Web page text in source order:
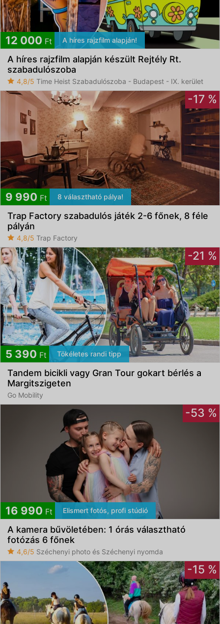
12 000 Ft A híres rajzfilm alapján!
A híres rajzfilm alapján készült Rejtély Rt.
szabadulószoba
4,8/5 Time Heist Szabadulószoba - Budapest - IX. kerület
-17 %
9 990 Ft 8 választható pálya!
Trap Factory szabadulós játék 2-6 főnek, 8 féle
pályán
4,8/5 Trap Factory
-21 %
5 390 Ft Tökéletes randi tipp
Tandem bicikli vagy Gran Tour gokart bérlés a
Margitszigeten
Go Mobility
-53 %
16 990 Ft Elismert fotós, profi stúdió
A kamera bűvöletében: 1 órás választható
fotózás 6 főnek
4,6/5 Széchenyi photo és Széchenyi nyomda
-15 %